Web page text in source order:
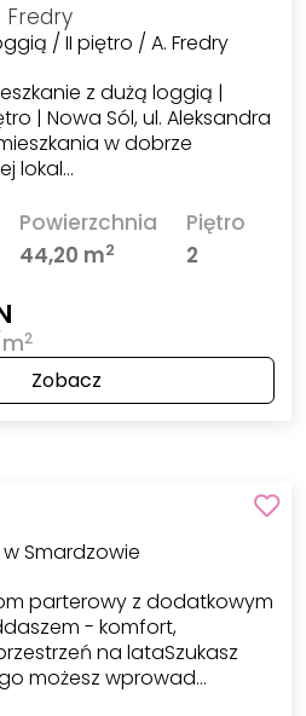
Fredry
/ II piętro / A. Fredry
z dużą loggią |
| Nowa Sól, ul. Aleksandra
w dobrze
lokal…
Powierzchnia
44,20 m2
Piętro
2
2
Zobacz
Smardzowie
parterowy z dodatkowym
- komfort,
na lataSzukasz
możesz wprowad…